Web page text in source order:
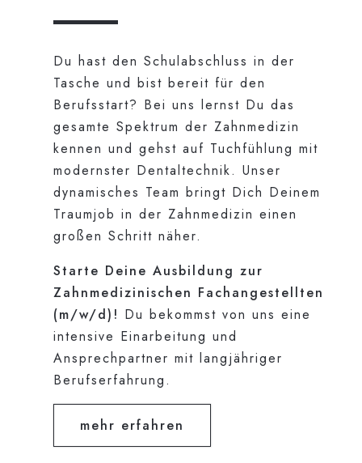
Du hast den Schulabschluss in der
Tasche und bist bereit für den
Berufsstart? Bei uns lernst Du das
gesamte Spektrum der Zahnmedizin
kennen und gehst auf Tuchfühlung mit
modernster Dentaltechnik. Unser
dynamisches Team bringt Dich Deinem
Traumjob in der Zahnmedizin einen
großen Schritt näher.
Starte Deine Ausbildung zur
Zahnmedizinischen Fachangestellten
(m/w/d)! Du bekommst von uns eine
intensive Einarbeitung und
Ansprechpartner mit langjähriger
Berufserfahrung.
mehr erfahren